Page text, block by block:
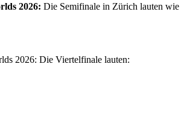
2026: Die Semifinale in Zürich lauten wie
2026: Die Viertelfinale lauten: